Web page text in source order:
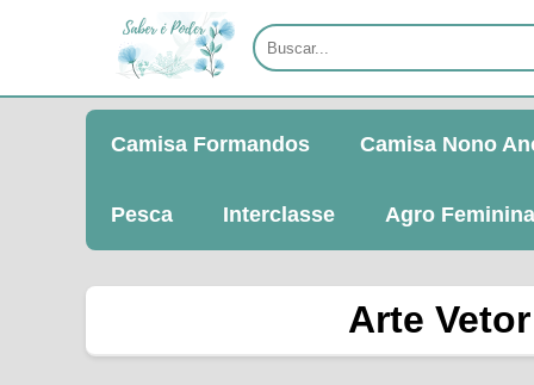
Camisa Formandos Camisa Nono
Pesca Interclasse Agro Feminina
Arte